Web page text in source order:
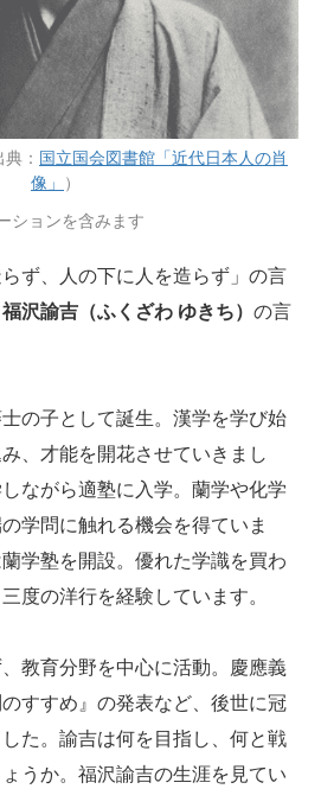
： 国立国会図書館「近代日本人の肖
像」
）
ションを含みます
らず、人の下に人を造らず」の言
福沢諭吉（ふくざわ ゆきち） の言
の子として誕生。漢学を学び始
、才能を開花させていきまし
ながら適塾に入学。蘭学や化学
学問に触れる機会を得ていま
学塾を開設。優れた学識を買わ
度の洋行を経験しています。
教育分野を中心に活動。慶應義
すすめ』の発表など、後世に冠
た。諭吉は何を目指し、何と戦
うか。福沢諭吉の生涯を見てい